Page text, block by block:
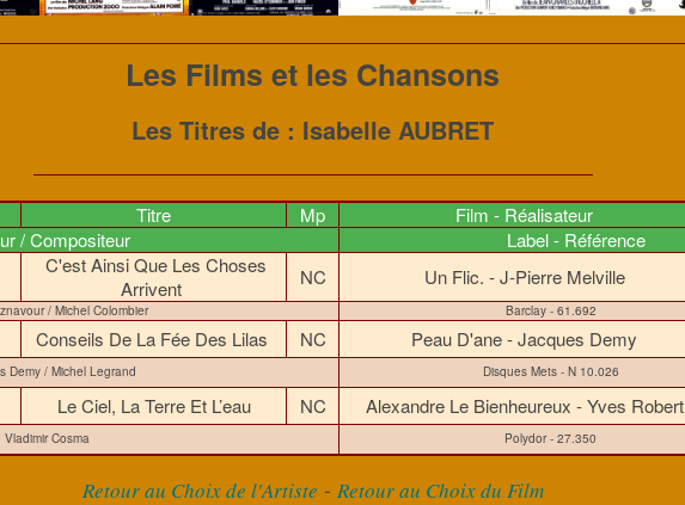
Les Films et les Chansons
Les Titres de : Isabelle AUBRET
Titre Mp Film - Réalisateur
/ Compositeur
Label - Référence
C'est Ainsi Que Les Choses
Arrivent
NC Un Flic. - J-Pierre Melville
/ Michel Colombier Barclay - 61.692
Conseils De La Fée Des Lilas NC Peau D'ane - Jacques Demy
Demy / Michel Legrand Disques Mets - N 10.026
Le Ciel, La Terre Et L’eau NC Alexandre Le Bienheureux - Yves Robert
Vladimir Cosma Polydor - 27.350
Retour au Choix de l'Artiste - Retour au Choix du Film